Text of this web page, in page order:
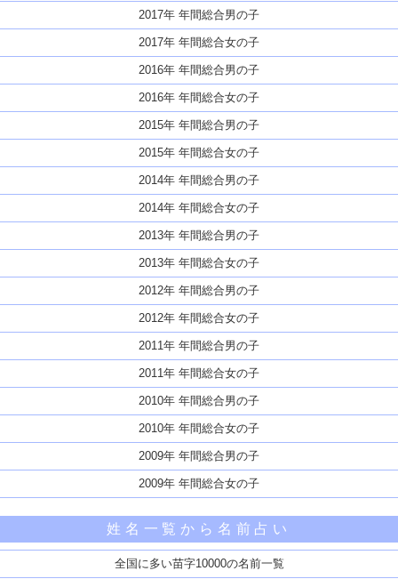
2017年 年間総合男の子
2017年 年間総合女の子
2016年 年間総合男の子
2016年 年間総合女の子
2015年 年間総合男の子
2015年 年間総合女の子
2014年 年間総合男の子
2014年 年間総合女の子
2013年 年間総合男の子
2013年 年間総合女の子
2012年 年間総合男の子
2012年 年間総合女の子
2011年 年間総合男の子
2011年 年間総合女の子
2010年 年間総合男の子
2010年 年間総合女の子
2009年 年間総合男の子
2009年 年間総合女の子
姓名一覧から名前占い
全国に多い苗字10000の名前一覧